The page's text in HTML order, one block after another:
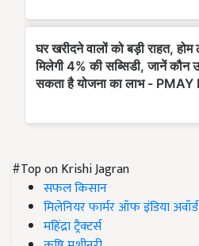
#Top on Krishi Jagran
सफल किसान
मिलेनियर फार्मर ऑफ इंडिया अवॉर्ड
महिंद्रा ट्रैक्टर्स